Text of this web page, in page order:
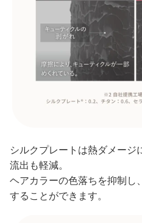
シルクプレートは熱ダメージ
流出も軽減。
ヘアカラーの色落ちを抑制し
することができます。